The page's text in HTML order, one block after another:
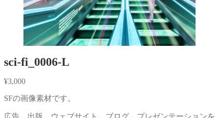
sci-fi_0006-L
¥3,000
SFの画像素材です。
広告、出版、ウェブサイト、ブログ、プレゼンテーションを